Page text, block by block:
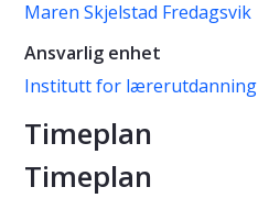
Maren Skjelstad Fredagsvik
Ansvarlig enhet
Institutt for lærerutdanning
Timeplan
Timeplan